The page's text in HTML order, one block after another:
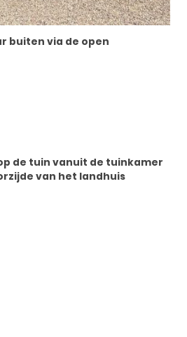
buiten via de open
de tuin vanuit de tuinkamer
van het landhuis